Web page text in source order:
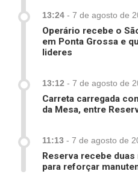
13:24 - 7 de agosto de
Operário recebe o
em Ponta Grossa e
lideres
13:12 - 7 de agosto de
Carreta carregada
da Mesa, entre
11:13 - 7 de agosto de
Reserva recebe
para reforçar